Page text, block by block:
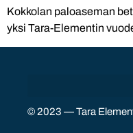
Kokkolan paloaseman
yksi Tara-Elementin
© 2023 — Tara